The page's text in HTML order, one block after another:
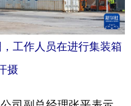
工作人员在进行集装箱
摄